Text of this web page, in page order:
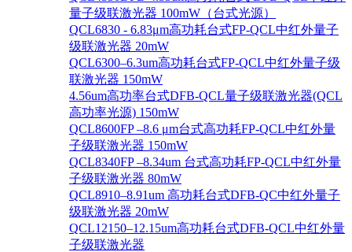
量子级联激光器 100mW（台式光源）
QCL6830 - 6.83μm高功耗台式FP-QCL中红外量子
级联激光器 20mW
QCL6300–6.3um高功耗台式FP-QCL中红外量子级
联激光器 150mW
4.56um高功率台式DFB-QCL量子级联激光器(QCL
高功率光源) 150mW
QCL8600FP –8.6 μm台式高功耗FP-QCL中红外量
子级联激光器 150mW
QCL8340FP –8.34um 台式高功耗FP-QCL中红外量
子级联激光器 80mW
QCL8910–8.91um 高功耗台式DFB-QC中红外量子
级联激光器 20mW
QCL12150–12.15um高功耗台式DFB-QCL中红外量
子级联激光器